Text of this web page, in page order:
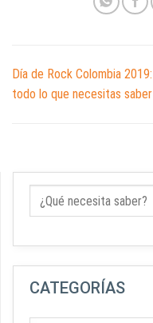
Día de Rock Colombia 2019:
todo lo que necesitas saber
CATEGORÍAS